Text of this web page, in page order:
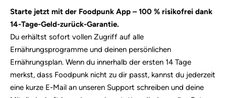
Starte jetzt mit der Foodpunk App – 100 % risikofrei dank
14-Tage-Geld-zurück-Garantie.
Du erhältst sofort vollen Zugriff auf alle
Ernährungsprogramme und deinen persönlichen
Ernährungsplan. Wenn du innerhalb der ersten 14 Tage
merkst, dass Foodpunk nicht zu dir passt, kannst du jederzeit
eine kurze E-Mail an unseren Support schreiben und deine